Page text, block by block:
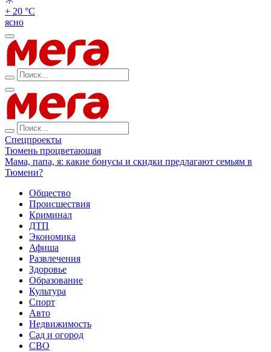
+ 20 °С
ясно
Спецпроекты
Тюмень процветающая
Мама, папа, я: какие бонусы и скидки предлагают семьям в
Тюмени?
Общество
Происшествия
Криминал
ДТП
Экономика
Афиша
Развлечения
Здоровье
Образование
Культура
Спорт
Авто
Недвижимость
Сад и огород
СВО